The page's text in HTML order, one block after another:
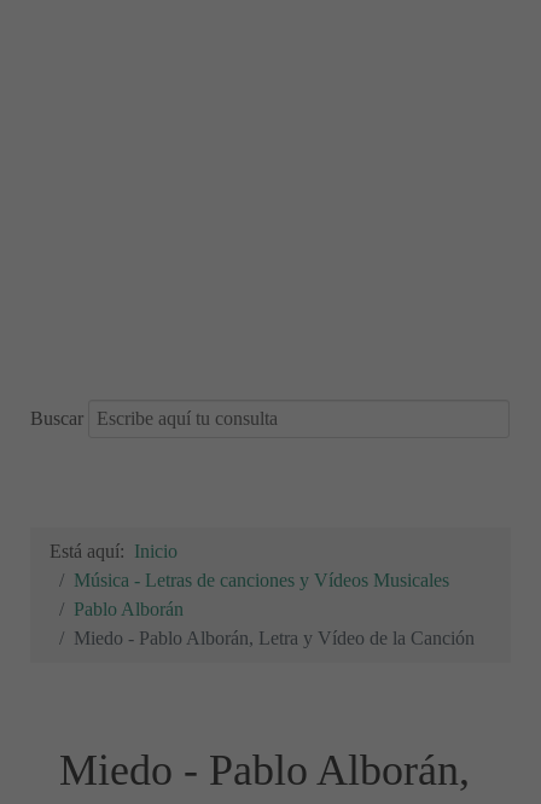
Buscar
Está aquí: Inicio
Música - Letras de canciones y Vídeos Musicales
Pablo Alborán
Miedo - Pablo Alborán, Letra y Vídeo de la Canción
Miedo - Pablo Alborán,